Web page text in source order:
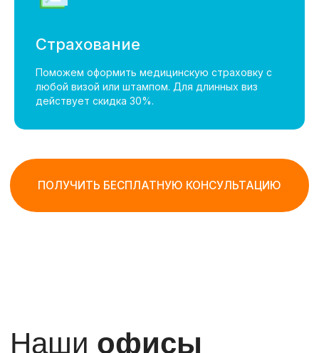
Страхование
Поможем оформить медицинскую страховку с
любой визой или штампом. Для длинных виз
действует скидка 30%.
Отдел продаж East WInd Travel на
русском языке:
+66834278810
Служба поддержки клиентов на
Отзывынаших